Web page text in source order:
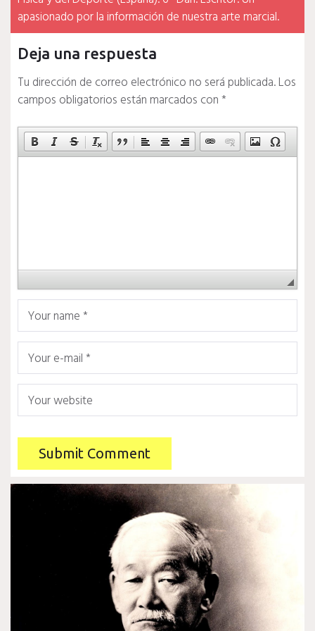
apasionado por la información de nuestra arte marcial.
Deja una respuesta
Tu dirección de correo electrónico no será publicada.Los
campos obligatorios están marcados con*